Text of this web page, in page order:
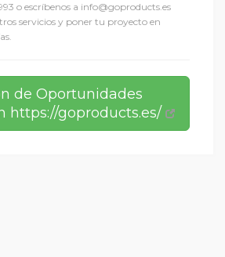
o escríbenos a info@goproducts.es
servicios y poner tu proyecto en
de Oportunidades
https://goproducts.es/